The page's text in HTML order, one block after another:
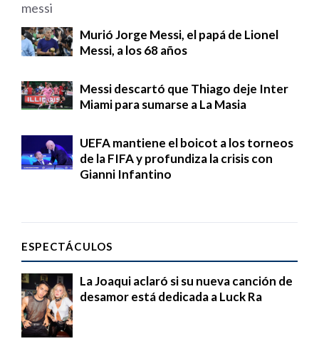
Murió Jorge Messi, el papá de Lionel
Messi, a los 68 años
Messi descartó que Thiago deje Inter
Miami para sumarse a La Masia
UEFA mantiene el boicot a los torneos
de la FIFA y profundiza la crisis con
Gianni Infantino
ESPECTÁCULOS
La Joaqui aclaró si su nueva canción de
desamor está dedicada a Luck Ra